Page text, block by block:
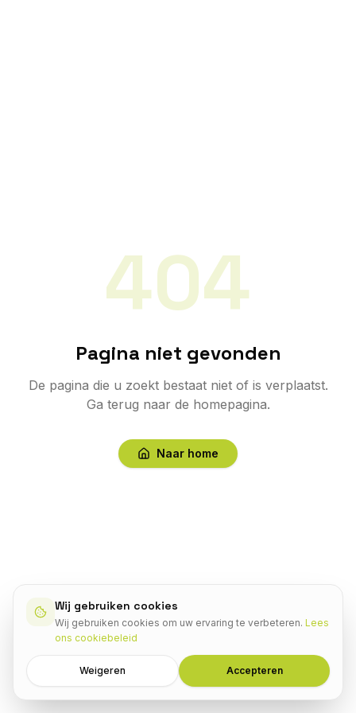
Wij gebruiken cookies
Wij gebruiken cookies om uw ervaring te verbeteren. Lees
ons cookiebeleid
Weigeren Accepteren
404
Pagina niet gevonden
De pagina die u zoekt bestaat niet of is verplaatst.
Ga terug naar de homepagina.
Naar home